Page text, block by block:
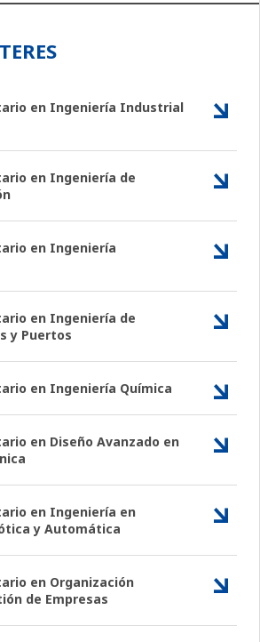
en Ingeniería Industrial
en Ingeniería de
en Ingeniería
en Ingeniería de
y Puertos
en Ingeniería Química
en Diseño Avanzado en
en Ingeniería en
y Automática
en Organización
de Empresas